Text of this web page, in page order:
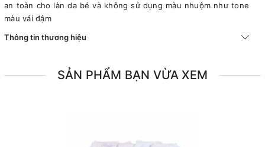
an toàn cho làn da bé và không sử dụng màu nhuộm như tone
màu vải đậm
Thông tin thương hiệu
SẢN PHẨM BẠN VỪA XEM